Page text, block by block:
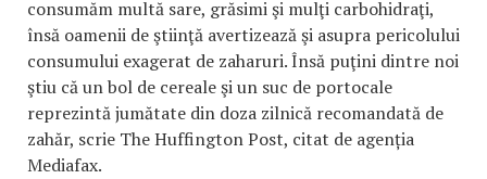
consumăm multă sare, grăsimi şi mulţi carbohidraţi,
însă oamenii de ştiinţă avertizează şi asupra pericolului
consumului exagerat de zaharuri. Însă puţini dintre noi
ştiu că un bol de cereale şi un suc de portocale
reprezintă jumătate din doza zilnică recomandată de
zahăr, scrie The Huffington Post, citat de agenția
Mediafax.